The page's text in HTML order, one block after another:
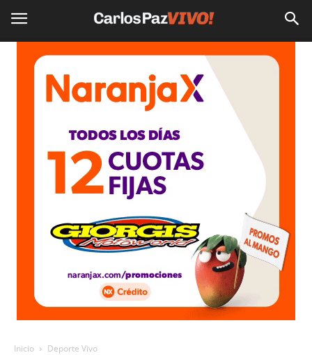
Inicio Deporte Vivo